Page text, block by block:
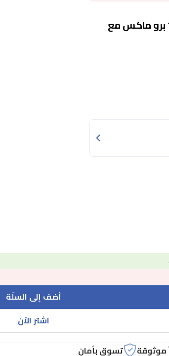
حافظة موبايل ابل سيلكون لجهاز ايفون 17 برو ماكس مع
أضف إلى السلّة
اشتر الآن
موثوقة تسوق بأمان